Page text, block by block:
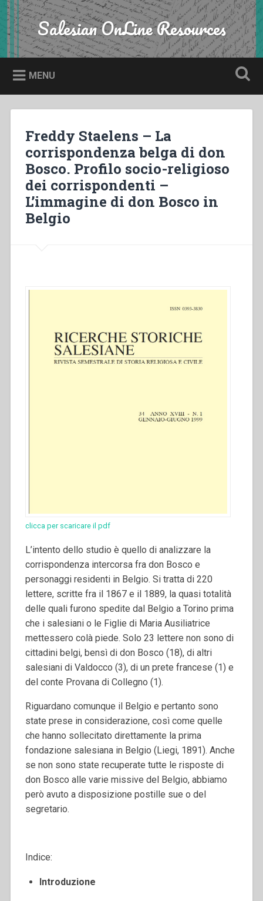
Skip
to
content
Search Salesian OnLine Resources
MENU
Freddy Staelens – La
corrispondenza belga di don
Bosco. Profilo socio-religioso
dei corrispondenti –
L’immagine di don Bosco in
Belgio
clicca per scaricare il pdf
L’intento dello studio è quello di analizzare la
corrispondenza intercorsa fra don Bosco e
personaggi residenti in Belgio. Si tratta di 220
lettere, scritte fra il 1867 e il 1889, la quasi totalità
delle quali furono spedite dal Belgio a Torino prima
che i salesiani o le Figlie di Maria Ausiliatrice
mettessero colà piede. Solo 23 lettere non sono di
cittadini belgi, bensì di don Bosco (18), di altri
salesiani di Valdocco (3), di un prete francese (1) e
del conte Provana di Collegno (1).
Riguardano comunque il Belgio e pertanto sono
state prese in considerazione, così come quelle
che hanno sollecitato direttamente la prima
fondazione salesiana in Belgio (Liegi, 1891). Anche
se non sono state recuperate tutte le risposte di
don Bosco alle varie missive del Belgio, abbiamo
però avuto a disposizione postille sue o del
segretario.
Indice:
Introduzione